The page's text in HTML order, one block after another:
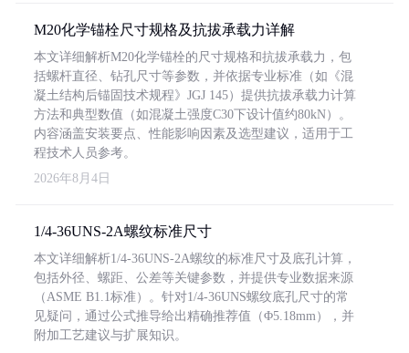
M20化学锚栓尺寸规格及抗拔承载力详解
本文详细解析M20化学锚栓的尺寸规格和抗拔承载力，包
括螺杆直径、钻孔尺寸等参数，并依据专业标准（如《混
凝土结构后锚固技术规程》JGJ 145）提供抗拔承载力计算
方法和典型数值（如混凝土强度C30下设计值约80kN）。
内容涵盖安装要点、性能影响因素及选型建议，适用于工
程技术人员参考。
2026年8月4日
1/4-36UNS-2A螺纹标准尺寸
本文详细解析1/4-36UNS-2A螺纹的标准尺寸及底孔计算，
包括外径、螺距、公差等关键参数，并提供专业数据来源
（ASME B1.1标准）。针对1/4-36UNS螺纹底孔尺寸的常
见疑问，通过公式推导给出精确推荐值（Φ5.18mm），并
附加工艺建议与扩展知识。